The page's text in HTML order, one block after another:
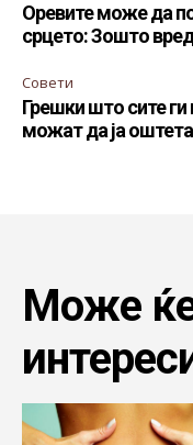
Оревите може да
срцето: Зошто
Совети
Грешки што сите
можат да ја
Може